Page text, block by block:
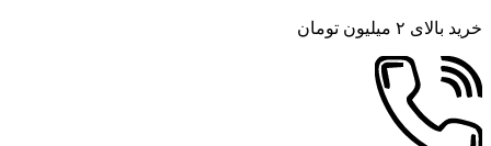
خرید بالای ۲ میلیون تومان